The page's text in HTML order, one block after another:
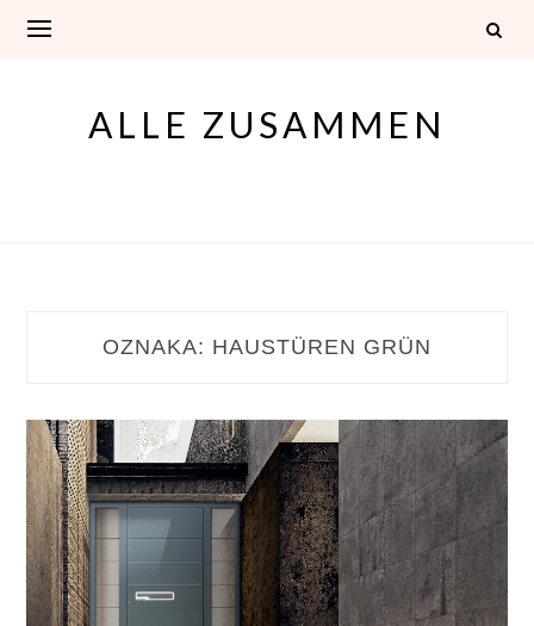
ALLE ZUSAMMEN
OZNAKA: HAUSTÜREN GRÜN